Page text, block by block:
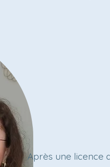
Après une licence